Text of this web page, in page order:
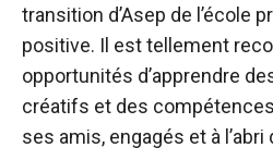
transition d’Asep de l’école
positive. Il est tellement
opportunités d’apprendre
créatifs et des
ses amis, engagés et à l’abri